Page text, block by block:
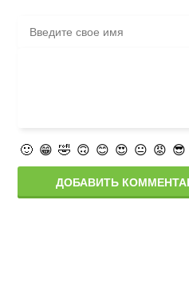
🙂 😁 🤣 🙃 😊 😍 😐 😡 😎
ДОБАВИТЬ